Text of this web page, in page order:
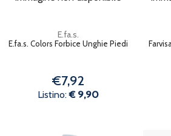
E.fa.s.
E.fa.s. Colors Forbice Unghie Piedi
€7,92
Listino:€ 9,90